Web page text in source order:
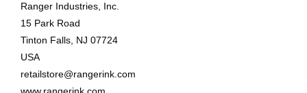
Ranger Industries, Inc.
15 Park Road
Tinton Falls, NJ 07724
USA
retailstore@rangerink.com